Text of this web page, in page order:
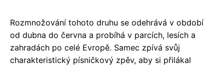
Rozmnožování tohoto druhu se odehrává v období
od dubna do června a probíhá v parcích, lesích a
zahradách po celé Evropě. Samec zpívá svůj
charakteristický písničkový zpěv, aby si přilákal